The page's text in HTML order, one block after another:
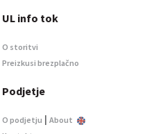
UL info tok
O storitvi
Preizkusi brezplačno
Podjetje
O podjetju | About